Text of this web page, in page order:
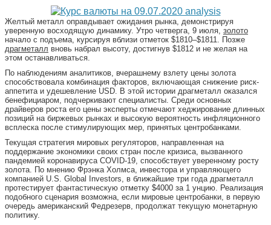
Желтый металл оправдывает ожидания рынка, демонстрируя
уверенную восходящую динамику. Утро четверга, 9 июля, золото
начало с подъема, курсируя вблизи отметок $1810–$1811. Позже
драгметалл вновь набрал высоту, достигнув $1812 и не желая на
этом останавливаться.
По наблюдениям аналитиков, вчерашнему взлету цены золота
способствовала комбинация факторов, включающая снижение риск-
аппетита и удешевление USD. В этой истории драгметалл оказался
бенефициаром, подчеркивают специалисты. Среди основных
драйверов роста его цены эксперты отмечают хеджирование длинных
позиций на биржевых рынках и высокую вероятность инфляционного
всплеска после стимулирующих мер, принятых центробанками.
Текущая стратегия мировых регуляторов, направленная на
поддержание экономики своих стран после кризиса, вызванного
пандемией коронавируса COVID-19, способствует уверенному росту
золота. По мнению Фрэнка Холмса, инвестора и управляющего
компанией U.S. Global Investors, в ближайшие три года драгметалл
протестирует фантастическую отметку $4000 за 1 унцию. Реализация
подобного сценария возможна, если мировые центробанки, в первую
очередь американский Федрезерв, продолжат текущую монетарную
политику.